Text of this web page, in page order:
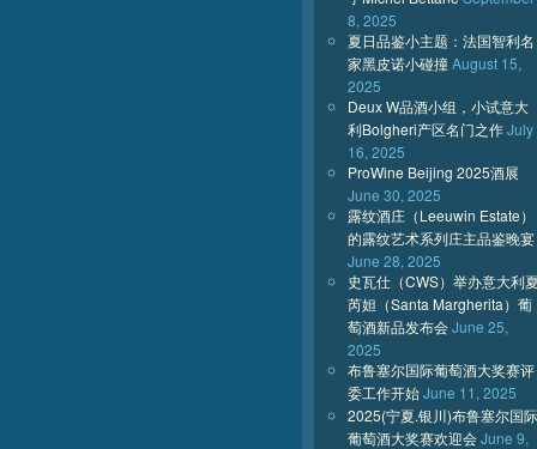
8, 2025
夏日品鉴小主题：法国智利名
家黑皮诺小碰撞August 15,
2025
Deux W品酒小组，小试意大
利Bolgheri产区名门之作July
16, 2025
ProWine Beijing 2025酒展
June 30, 2025
露纹酒庄（Leeuwin Estate）
的露纹艺术系列庄主品鉴晚宴
June 28, 2025
史瓦仕（CWS）举办意大利
芮妲（Santa Margherita）葡
萄酒新品发布会June 25,
2025
布鲁塞尔国际葡萄酒大奖赛评
委工作开始June 11, 2025
2025(宁夏.银川)布鲁塞尔国际
葡萄酒大奖赛欢迎会June 9,